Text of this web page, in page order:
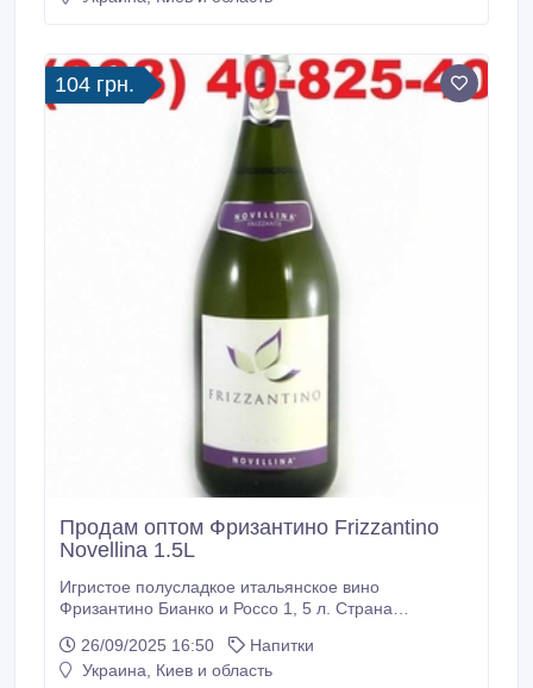
104 грн.
Продам оптом Фризантино Frizzantino
Novellina 1.5L
Игристое полусладкое итальянское вино
Фризантино Бианко и Россо 1, 5 л. Страна
полусладкое. Крепость: 8% Объем: 1, 5 л. Цена
зависит от количества: - от 6 бут. - 115, 00 грн. - от
26/09/2025 16:50
Напитки
Украина, Киев и область